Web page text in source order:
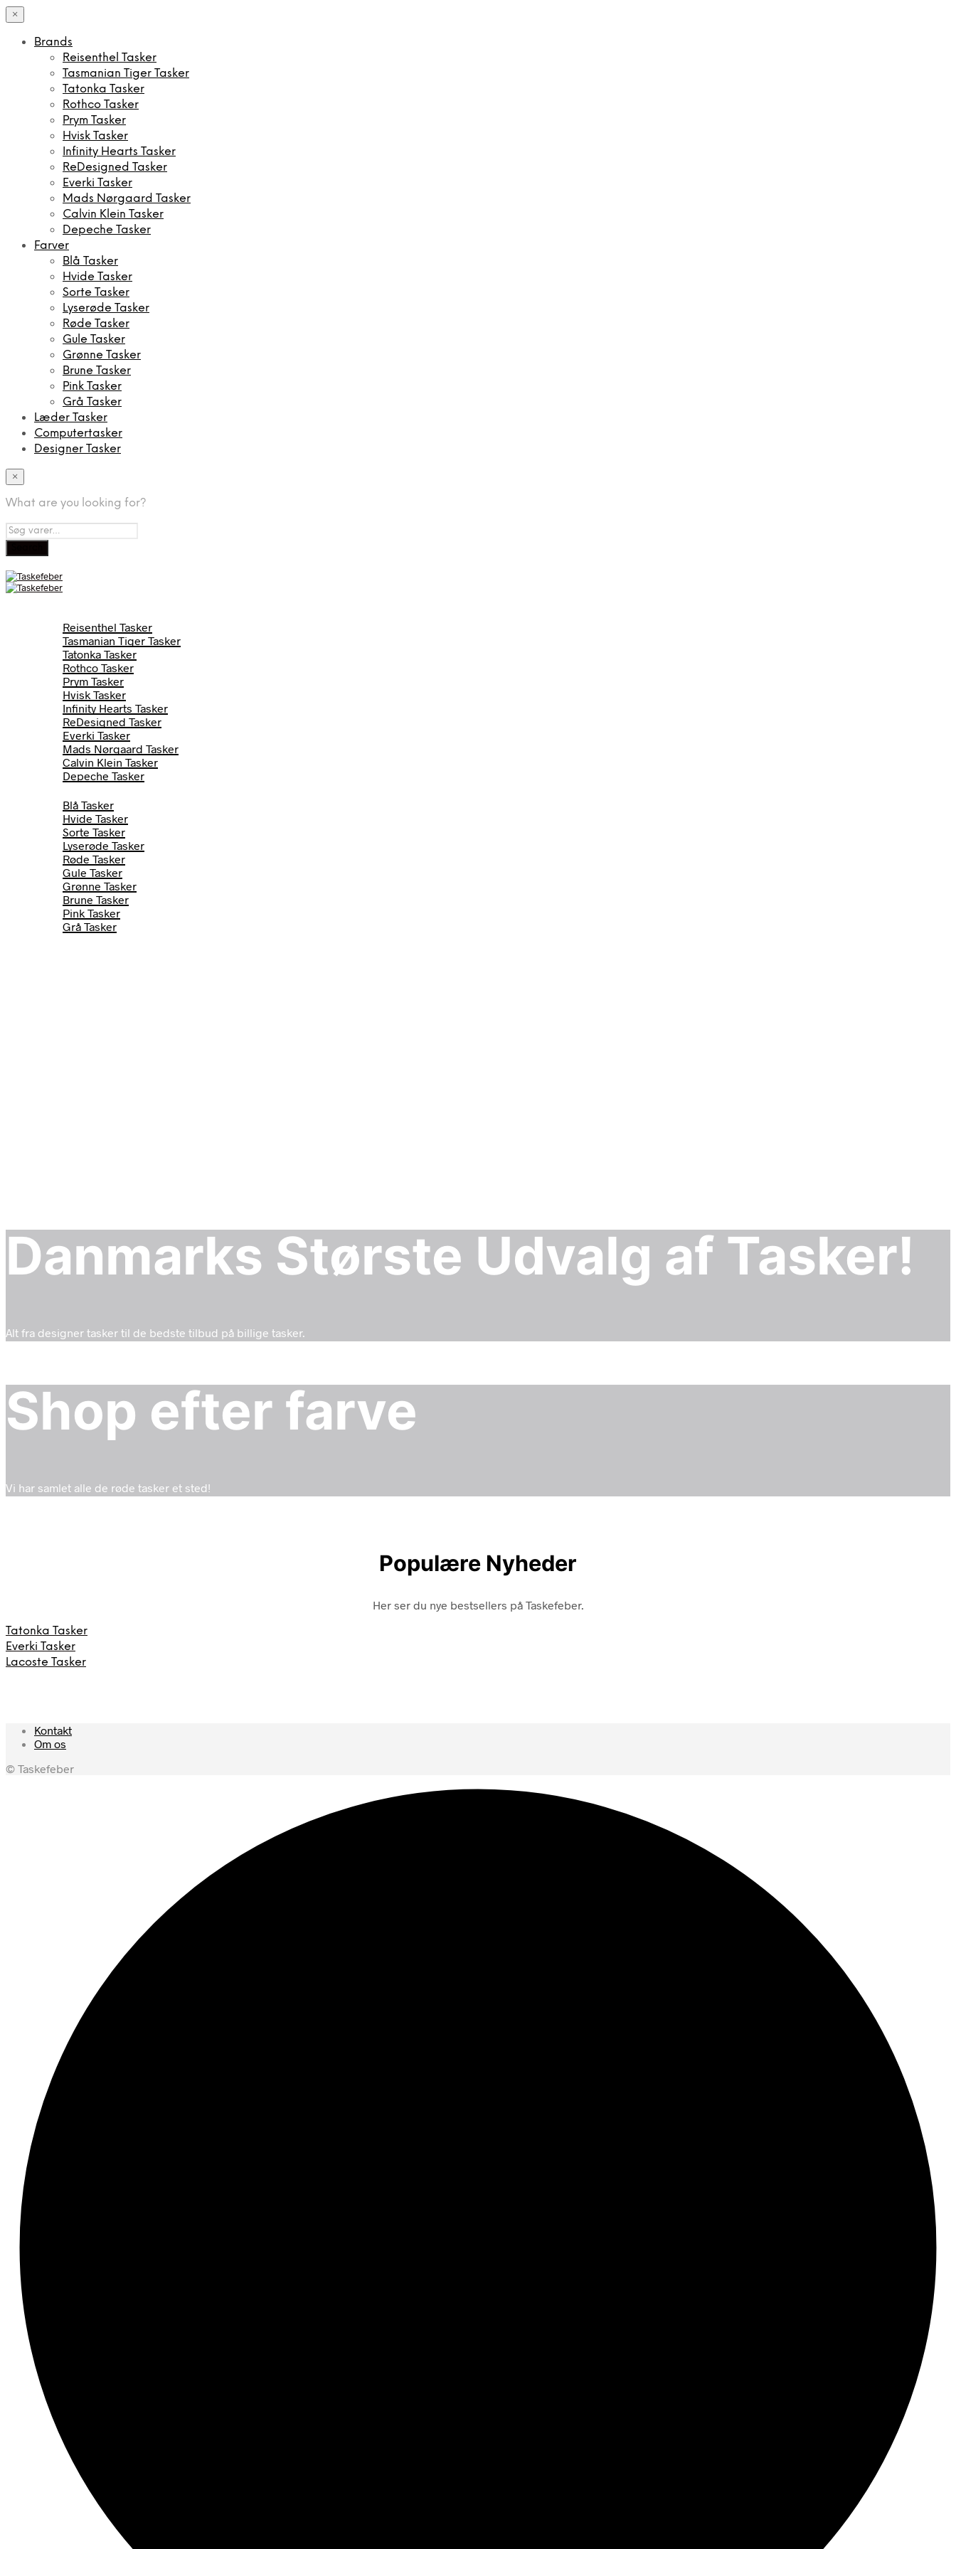
×
Brands
Reisenthel Tasker
Tasmanian Tiger Tasker
Tatonka Tasker
Rothco Tasker
Prym Tasker
Hvisk Tasker
Infinity Hearts Tasker
ReDesigned Tasker
Everki Tasker
Mads Nørgaard Tasker
Calvin Klein Tasker
Depeche Tasker
Farver
Blå Tasker
Hvide Tasker
Sorte Tasker
Lyserøde Tasker
Røde Tasker
Gule Tasker
Grønne Tasker
Brune Tasker
Pink Tasker
Grå Tasker
Læder Tasker
Computertasker
Designer Tasker
×
What are you looking for?
Reisenthel Tasker
Tasmanian Tiger Tasker
Tatonka Tasker
Rothco Tasker
Prym Tasker
Hvisk Tasker
Infinity Hearts Tasker
ReDesigned Tasker
Everki Tasker
Mads Nørgaard Tasker
Calvin Klein Tasker
Depeche Tasker
Blå Tasker
Hvide Tasker
Sorte Tasker
Lyserøde Tasker
Røde Tasker
Gule Tasker
Grønne Tasker
Brune Tasker
Pink Tasker
Grå Tasker
Danmarks Største Udvalg af Tasker!
Alt fra designer tasker til de bedste tilbud på billige tasker.
Shop efter farve
Vi har samlet alle de røde tasker et sted!
Populære Nyheder
Her ser du nye bestsellers på Taskefeber.
Tatonka Tasker
Everki Tasker
Lacoste Tasker
Kontakt
Om os
© Taskefeber